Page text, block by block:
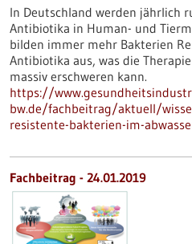
In Deutschland werden jährlich
Antibiotika in Human- und
bilden immer mehr Bakterien
Antibiotika aus, was die
massiv erschweren kann.
https://
bw.de/fachbeitrag/aktuell/
resistente-bakterien-im-
Fachbeitrag - 24.01.2019